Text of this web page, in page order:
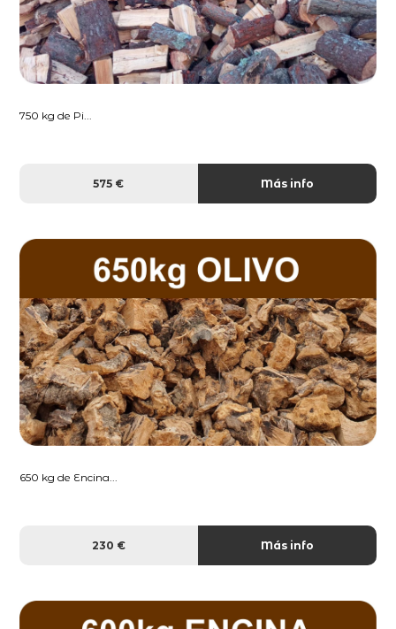
750 kg de Pi...
575 € Más info
650 kg de Encina...
230 € Más info